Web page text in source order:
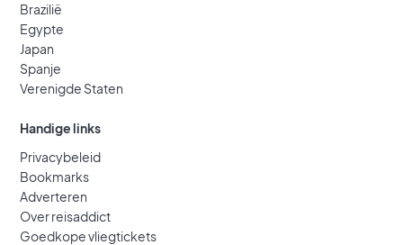
Brazilië
Egypte
Japan
Spanje
Verenigde Staten
Handige links
Privacybeleid
Bookmarks
Adverteren
Over reisaddict
Goedkope vliegtickets